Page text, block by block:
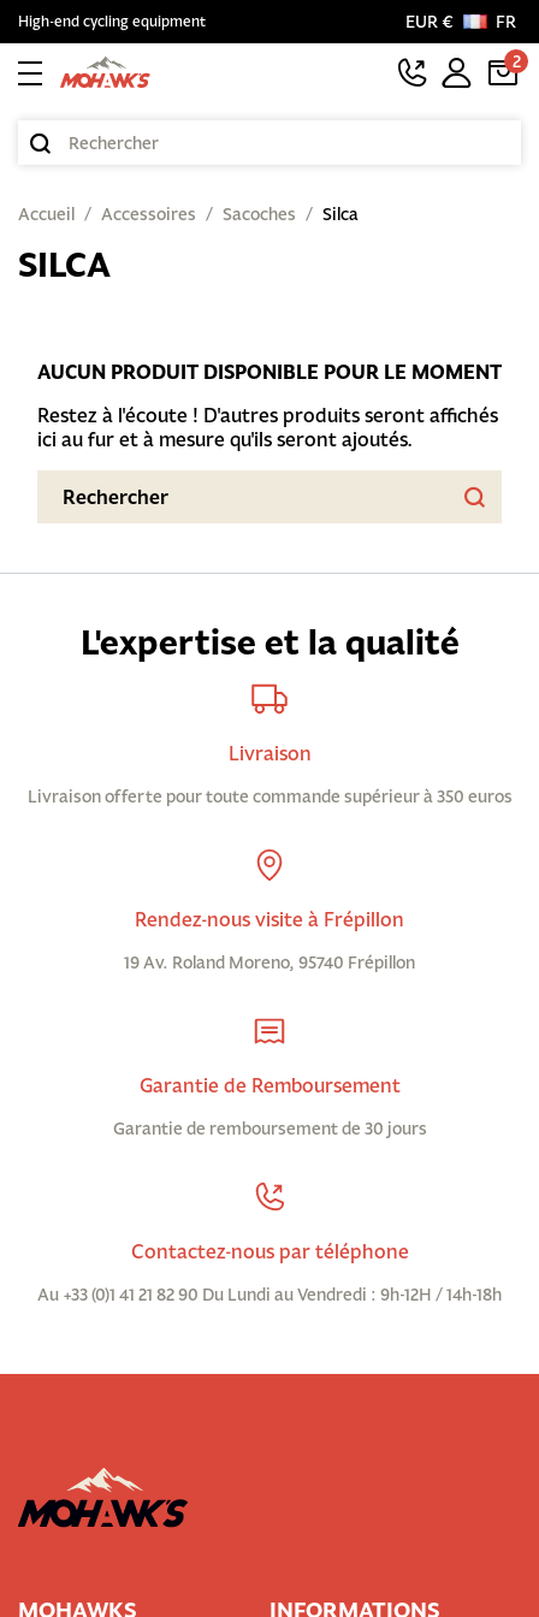
High-end cycling equipment EUR €
FR
2
Accueil Accessoires Sacoches Silca
SILCA
AUCUN PRODUIT DISPONIBLE POUR LE MOMENT
Restez à l'écoute ! D'autres produits seront affichés
ici au fur et à mesure qu'ils seront ajoutés.
L'expertise et la qualité
Livraison
Livraison offerte pour toute commande supérieur à 350 euros
Rendez-nous visite à Frépillon
19 Av. Roland Moreno, 95740 Frépillon
Garantie de Remboursement
Garantie de remboursement de 30 jours
Contactez-nous par téléphone
Au +33 (0)1 41 21 82 90 Du Lundi au Vendredi : 9h-12H / 14h-18h
MOHAWKS INFORMATIONS